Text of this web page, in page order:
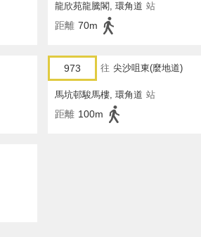
龍欣苑龍騰閣, 環角道 站
距離 70m
973 往 尖沙咀東(麼地道)
馬坑邨駿馬樓, 環角道 站
距離 100m